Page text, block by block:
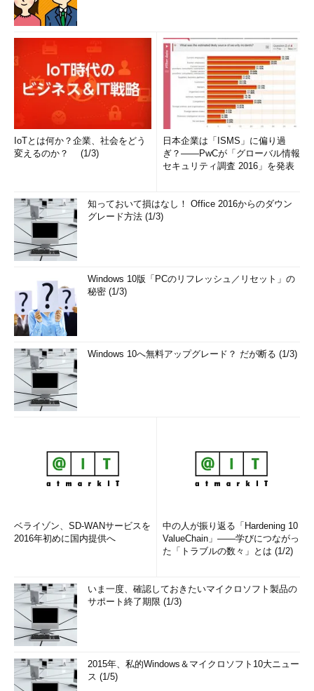
IoTとは何か？企業、社会をどう
変えるのか？ (1/3)
日本企業は「ISMS」に偏り過
ぎ？――PwCが「グローバル情報
セキュリティ調査 2016」を発表
知っておいて損はなし！ Office 2016からのダウン
グレード方法 (1/3)
Windows 10版「PCのリフレッシュ／リセット」の
秘密 (1/3)
Windows 10へ無料アップグレード？ だが断る (1/3)
ベライゾン、SD-WANサービスを
2016年初めに国内提供へ
中の人が振り返る「Hardening 10
ValueChain」――学びにつながっ
た「トラブルの数々」とは (1/2)
いま一度、確認しておきたいマイクロソフト製品の
サポート終了期限 (1/3)
2015年、私的Windows＆マイクロソフト10大ニュー
ス (1/5)